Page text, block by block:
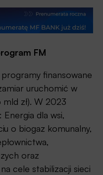
FM
programy finansowane
uruchomić w
zł). W 2023
dla wsi,
o biogaz komunalny,
oraz
cele stabilizacji sieci